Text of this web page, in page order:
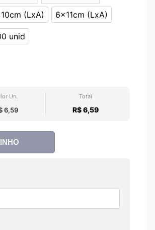
3x6cm (LxA)
4x8cm (LxA)
(LxA)
5x10cm (LxA)
6x11cm (LxA)
6x11cm (LxA)
unid
100 unid
Un.
6,59
Total
R$ 6,59